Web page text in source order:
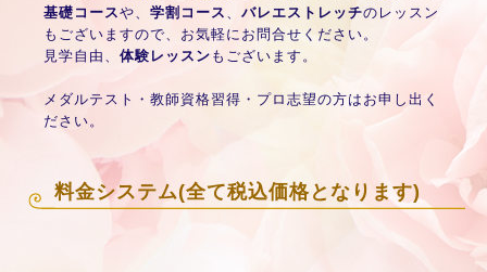
基礎コースや、 学割コース バレエストレッチのレッスン
もございますので、お気軽にお問合せください。
見学自由、 体験レッスン もございます。
メダルテスト・教師資格習得・プロ志望の方はお申し出く
ださい。
料金システム(全て税込価格となります)